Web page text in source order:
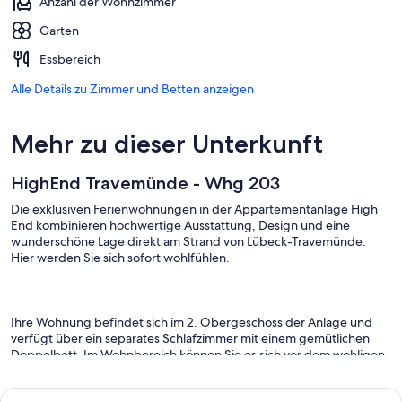
Garten
Essbereich
Alle Details zu Zimmer und Betten anzeigen
Mehr zu dieser Unterkunft
HighEnd Travemünde - Whg 203
Die exklusiven Ferienwohnungen in der Appartementanlage High
End kombinieren hochwertige Ausstattung, Design und eine
wunderschöne Lage direkt am Strand von Lübeck-Travemünde.
Hier werden Sie sich sofort wohlfühlen.
Ihre Wohnung befindet sich im 2. Obergeschoss der Anlage und
verfügt über ein separates Schlafzimmer mit einem gemütlichen
Doppelbett. Im Wohnbereich können Sie es sich vor dem wohligen
Entertainmentsystem mit Blu-Ray-Player, Musikanlage mit MP3-